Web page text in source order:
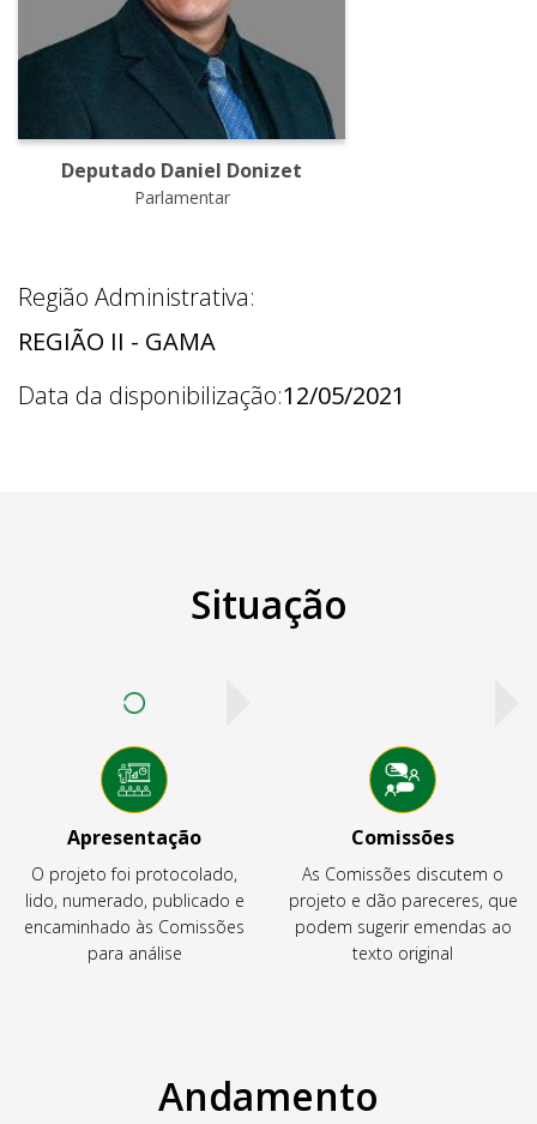
Deputado Daniel Donizet
Parlamentar
Região Administrativa:
REGIÃO II - GAMA
Data da disponibilização:12/05/2021
Situação
Apresentação
O projeto foi protocolado,
lido, numerado, publicado e
encaminhado às Comissões
para análise
Comissões
As Comissões discutem o
projeto e dão pareceres, que
podem sugerir emendas ao
texto original
Andamento